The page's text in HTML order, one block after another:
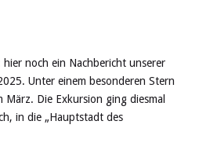
hier noch ein Nachbericht unserer
Unter einem besonderen Stern
Die Exkursion ging diesmal
in die „Hauptstadt des